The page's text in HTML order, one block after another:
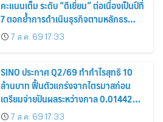
คะแนนเต็ม ระดับ “ดีเยี่ยม” ต่อเนื่องเป็นปีที่
7 ตอกย้ำการดำเนินธุรกิจตามหลักธร
รมาภิบาล โปร่งใส สร้างความเชื่อมั่นผู้ถือ
หุ้น
7 ส.ค. 69 17:33
SINO ประกาศ Q2/69 ทำกำไรสุทธิ 10
ล้านบาท ฟื้นตัวแกร่งจากไตรมาสก่อน
เตรียมจ่ายปันผลระหว่างกาล 0.014423
บาทต่อหุ้น ครึ่งปีหลังมุ่งเติบโตต่อเนื่อง
7 ส.ค. 69 17:33